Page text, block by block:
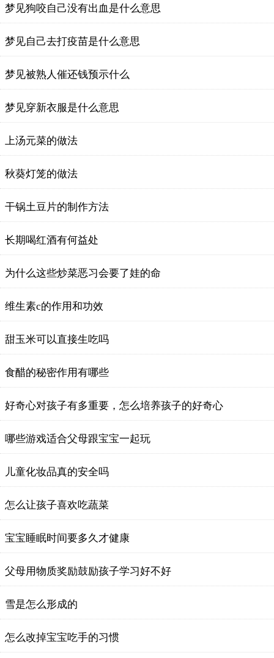
梦见狗咬自己没有出血是什么意思
梦见自己去打疫苗是什么意思
梦见被熟人催还钱预示什么
梦见穿新衣服是什么意思
上汤元菜的做法
秋葵灯笼的做法
干锅土豆片的制作方法
长期喝红酒有何益处
为什么这些炒菜恶习会要了娃的命
维生素c的作用和功效
甜玉米可以直接生吃吗
食醋的秘密作用有哪些
好奇心对孩子有多重要，怎么培养孩子的好奇心
哪些游戏适合父母跟宝宝一起玩
儿童化妆品真的安全吗
怎么让孩子喜欢吃蔬菜
宝宝睡眠时间要多久才健康
父母用物质奖励鼓励孩子学习好不好
雪是怎么形成的
怎么改掉宝宝吃手的习惯